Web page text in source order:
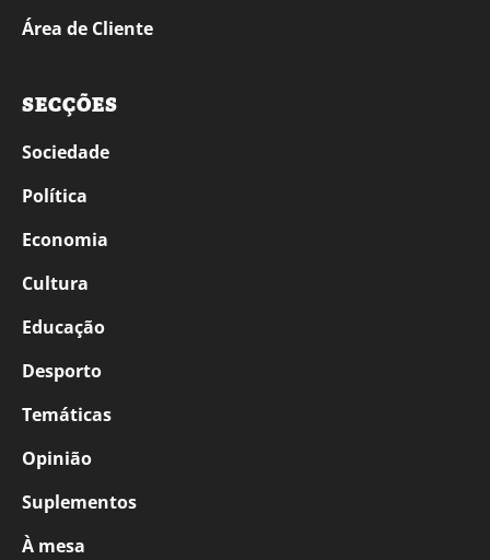
Área de Cliente
SECÇÕES
Sociedade
Política
Economia
Cultura
Educação
Desporto
Temáticas
Opinião
Suplementos
À mesa